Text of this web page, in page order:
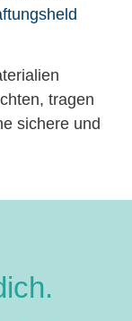
tragen
sichere und